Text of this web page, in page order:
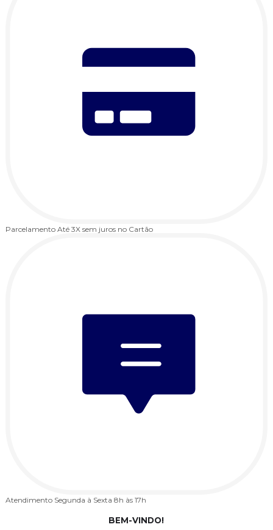
Parcelamento Até 3X sem juros no Cartão
Atendimento Segunda à Sexta 8h às 17h
BEM-VINDO!